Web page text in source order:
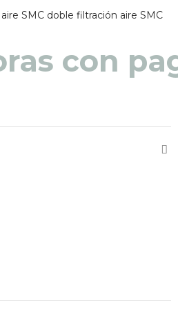
aire SMC doble filtración aire SMC
horas